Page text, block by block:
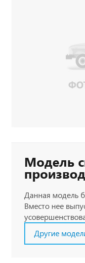
Модель
Данная модель
Вместо нее
Другие